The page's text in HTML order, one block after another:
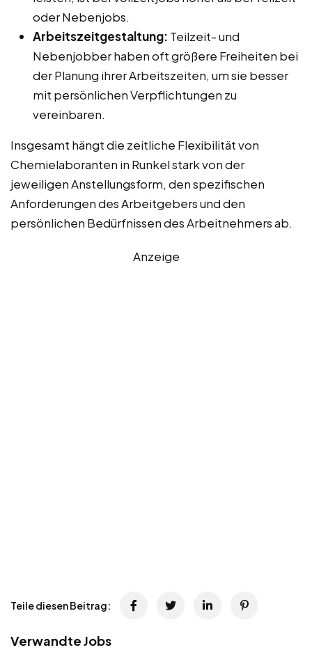
oder Nebenjobs.
Arbeitszeitgestaltung: Teilzeit- und
Nebenjobber haben oft größere Freiheiten bei
der Planung ihrer Arbeitszeiten, um sie besser
mit persönlichen Verpflichtungen zu
vereinbaren.
Insgesamt hängt die zeitliche Flexibilität von
Chemielaboranten in Runkel stark von der
jeweiligen Anstellungsform, den spezifischen
Anforderungen des Arbeitgebers und den
persönlichen Bedürfnissen des Arbeitnehmers ab.
Anzeige
Teile diesen Beitrag:
Verwandte Jobs